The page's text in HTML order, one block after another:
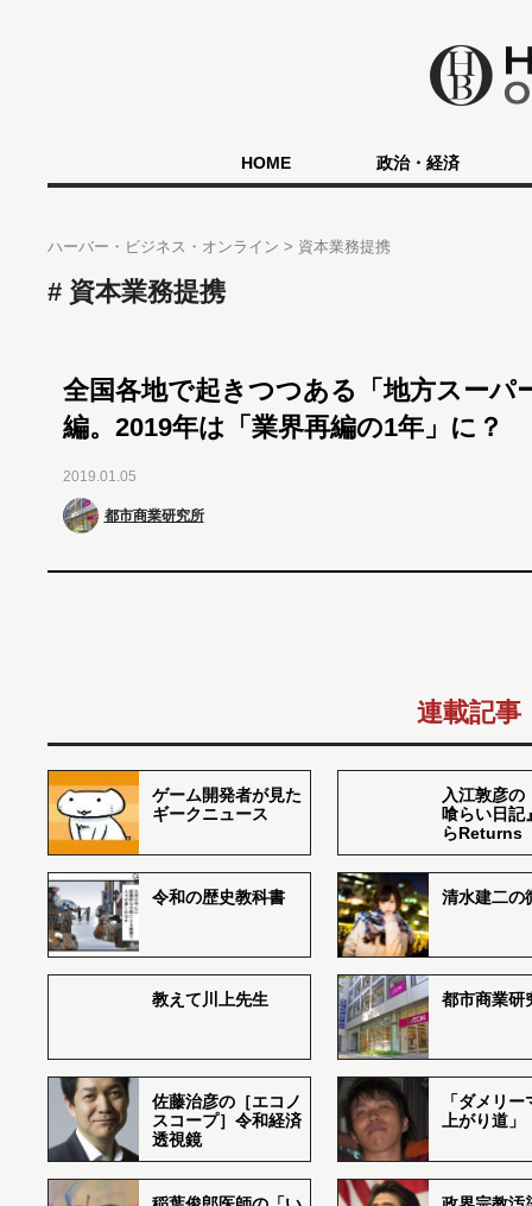
HOME 政治・経済
ハーバー・ビジネス・オンライン 資本業務提携
資本業務提携
全国各地で起きつつある「地方スーパ
編。2019年は「業界再編の1年」に？
2019.01.05
都市商業研究所
連載記事
ゲーム開発者が見た
ギークニュース
入江敦彦の
喰らい日記
らReturns
令和の歴史教科書 清水建二の
教えて川上先生 都市商業研
佐藤治彦の［エコノ
スコープ］令和経済
透視鏡
「ダメリ
上がり道」